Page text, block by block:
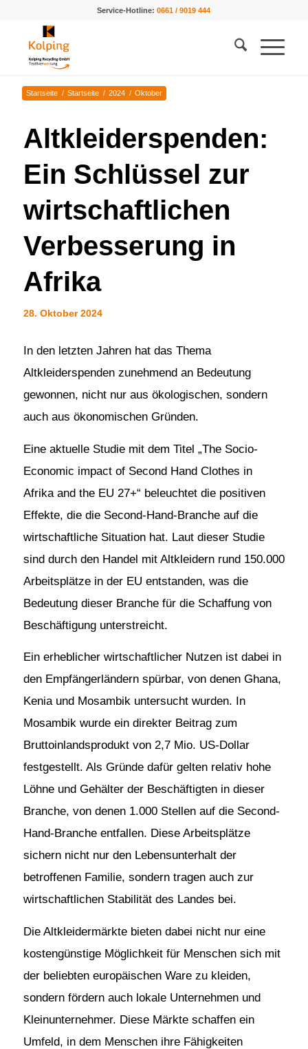
Service-Hotline:0661 / 9019 444
Startseite / Startseite / 2024 / Oktober
Altkleiderspenden:
Ein Schlüssel zur
wirtschaftlichen
Verbesserung in
Afrika
28. Oktober 2024
In den letzten Jahren hat das Thema
Altkleiderspenden zunehmend an Bedeutung
gewonnen, nicht nur aus ökologischen, sondern
auch aus ökonomischen Gründen.
Eine aktuelle Studie mit dem Titel „The Socio-
Economic impact of Second Hand Clothes in
Afrika and the EU 27+“ beleuchtet die positiven
Effekte, die die Second-Hand-Branche auf die
wirtschaftliche Situation hat. Laut dieser Studie
sind durch den Handel mit Altkleidern rund 150.000
Arbeitsplätze in der EU entstanden, was die
Bedeutung dieser Branche für die Schaffung von
Beschäftigung unterstreicht.
Ein erheblicher wirtschaftlicher Nutzen ist dabei in
den Empfängerländern spürbar, von denen Ghana,
Kenia und Mosambik untersucht wurden. In
Mosambik wurde ein direkter Beitrag zum
Bruttoinlandsprodukt von 2,7 Mio. US-Dollar
festgestellt. Als Gründe dafür gelten relativ hohe
Löhne und Gehälter der Beschäftigten in dieser
Branche, von denen 1.000 Stellen auf die Second-
Hand-Branche entfallen. Diese Arbeitsplätze
sichern nicht nur den Lebensunterhalt der
betroffenen Familie, sondern tragen auch zur
wirtschaftlichen Stabilität des Landes bei.
Die Altkleidermärkte bieten dabei nicht nur eine
kostengünstige Möglichkeit für Menschen sich mit
der beliebten europäischen Ware zu kleiden,
sondern fördern auch lokale Unternehmen und
Kleinunternehmer. Diese Märkte schaffen ein
Umfeld, in dem Menschen ihre Fähigkeiten